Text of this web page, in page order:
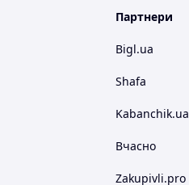
Партнери
Bigl.ua
Shafa
Kabanchik.ua
Вчасно
Zakupivli.pro